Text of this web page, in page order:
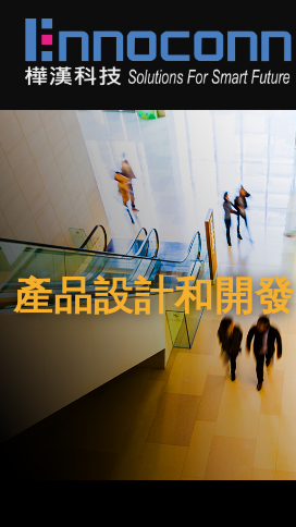
跳
轉
到
主
要
內
容
跳
轉
到
頁
尾
樺
漢
科
技
Ennoconn
Technologies，
Ennoconn
Corp.
樺
漢
科
技
產品設計和開發